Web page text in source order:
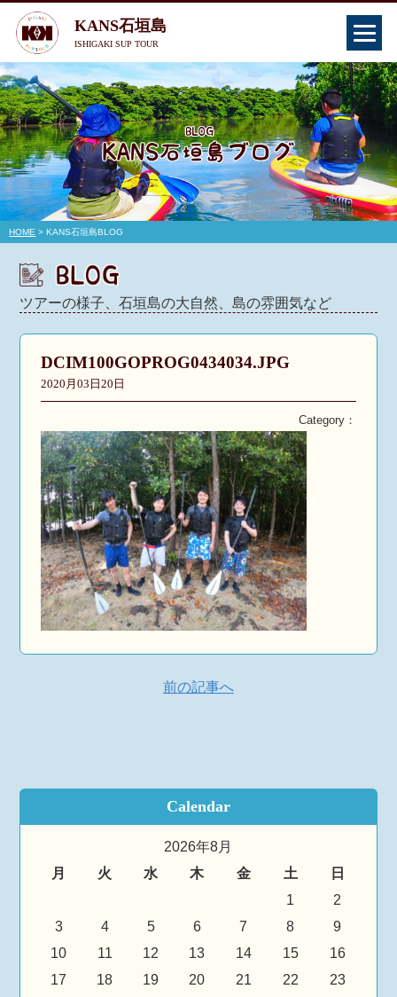
KANS石垣島
ISHIGAKI SUP TOUR
HOME > KANS石垣島BLOG
ツアーの様子、石垣島の大自然、島の雰囲気など
DCIM100GOPROG0434034.JPG
2020月03日20日
Category：
前の記事へ
Calendar
2026年8月
月
火 水 木 金 土
日
1
2
3
4 5 6 7 8
9
10
11 12 13 14 15
16
17
18 19 20 21 22
23